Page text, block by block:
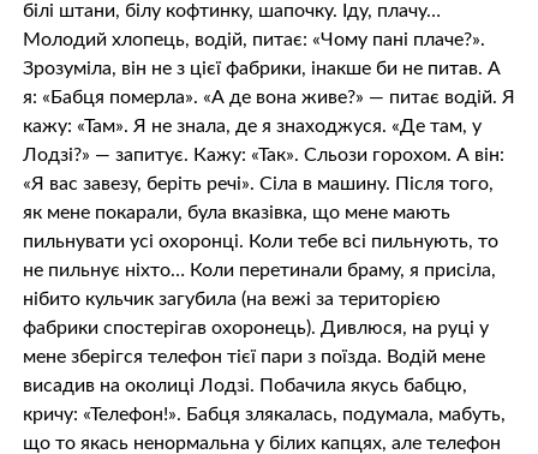
білі штани, білу кофтинку, шапочку. Іду, плачу…
Молодий хлопець, водій, питає: «Чому пані плаче?».
Зрозуміла, він не з цієї фабрики, інакше би не питав. А
я: «Бабця померла». «А де вона живе?» — питає водій. Я
кажу: «Там». Я не знала, де я знаходжуся. «Де там, у
Лодзі?» — запитує. Кажу: «Так». Сльози горохом. А він:
«Я вас завезу, беріть речі». Сіла в машину. Після того,
як мене покарали, була вказівка, що мене мають
пильнувати усі охоронці. Коли тебе всі пильнують, то
не пильнує ніхто… Коли перетинали браму, я присіла,
нібито кульчик загубила (на вежі за територією
фабрики спостерігав охоронець). Дивлюся, на руці у
мене зберігся телефон тієї пари з поїзда. Водій мене
висадив на околиці Лодзі. Побачила якусь бабцю,
кричу: «Телефон!». Бабця злякалась, подумала, мабуть,
що то якась ненормальна у білих капцях, але телефон